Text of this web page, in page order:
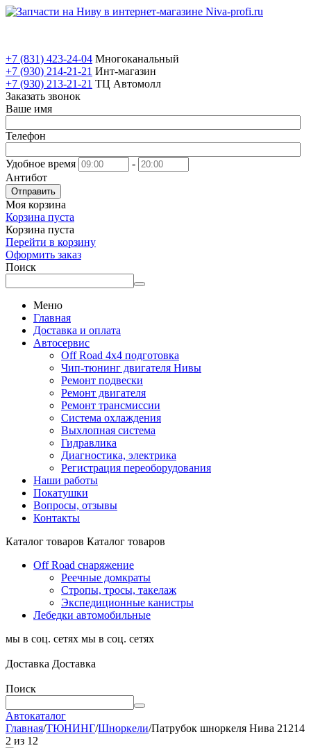
+7 (831) 423-24-04 Многоканальный
+7 (930) 214-21-21 Инт-магазин
+7 (930) 213-21-21 ТЦ Автомолл
Заказать звонок
Ваше имя
Телефон
Удобное время
-
Антибот
Отправить
Моя корзина
Корзина пуста
Корзина пуста
Перейти в корзину
Оформить заказ
Поиск
Меню
Главная
Доставка и оплата
Автосервис
Off Road 4x4 подготовка
Чип-тюнинг двигателя Нивы
Ремонт подвески
Ремонт двигателя
Ремонт трансмиссии
Система охлаждения
Выхлопная система
Гидравлика
Диагностика, электрика
Регистрация переоборудования
Наши работы
Покатушки
Вопросы, отзывы
Контакты
Каталог товаров Каталог товаров
Off Road снаряжение
Реечные домкраты
Стропы, тросы, такелаж
Экспедиционные канистры
Лебедки автомобильные
мы в соц. сетях мы в соц. сетях
Доставка Доставка
Поиск
Автокаталог
Главная/ТЮНИНГ/Шноркели/Патрубок шноркеля Нива 21214
2 из 12